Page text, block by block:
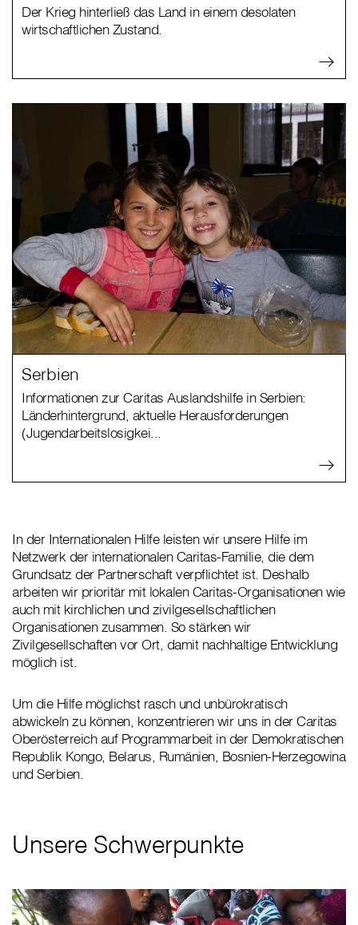
Der Krieg hinterließ das Land in einem desolaten
wirtschaftlichen Zustand.
Serbien
Informationen zur Caritas Auslandshilfe in Serbien:
Länderhintergrund, aktuelle Herausforderungen
(Jugendarbeitslosigkei...
In der Internationalen Hilfe leisten wir unsere Hilfe im
Netzwerk der internationalen Caritas-Familie, die dem
Grundsatz der Partnerschaft verpflichtet ist. Deshalb
arbeiten wir prioritär mit lokalen Caritas-Organisationen wie
auch mit kirchlichen und zivilgesellschaftlichen
Organisationen zusammen. So stärken wir
Zivilgesellschaften vor Ort, damit nachhaltige Entwicklung
möglich ist.
Um die Hilfe möglichst rasch und unbürokratisch
abwickeln zu können, konzentrieren wir uns in der Caritas
Oberösterreich auf Programmarbeit in der Demokratischen
Republik Kongo, Belarus, Rumänien, Bosnien-Herzegowina
und Serbien.
Unsere Schwerpunkte